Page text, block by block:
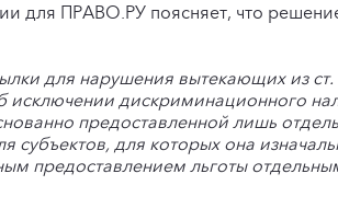
для ПРАВО.РУ поясняет, что
для нарушения вытекающих из ст.
исключении дискриминационного
предоставленной лишь
для которых она
предоставлением льготы